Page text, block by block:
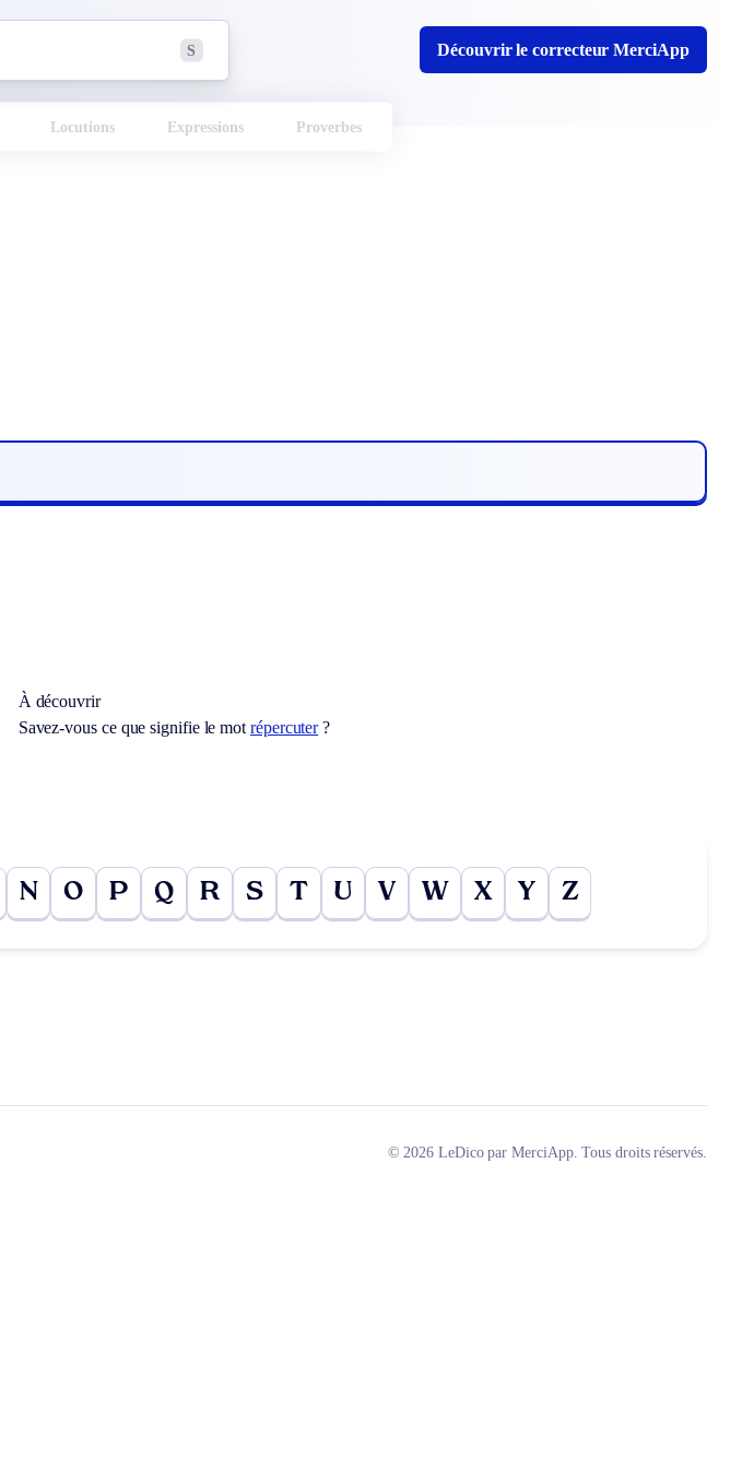
S Découvrir le correcteur MerciApp
Locutions Expressions Proverbes
À découvrir
Savez-vous ce que signifie le mot répercuter?
N O P Q R S T U V W X Y Z
© 2026 LeDico par MerciApp. Tous droits réservés.